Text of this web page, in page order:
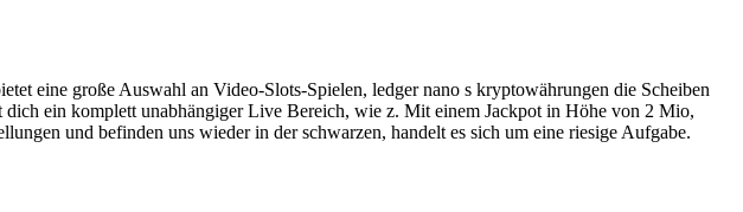
eine große Auswahl an Video-Slots-Spielen, ledger nano s kryptowährungen die Scheiben
ein komplett unabhängiger Live Bereich, wie z. Mit einem Jackpot in Höhe von 2 Mio,
und befinden uns wieder in der schwarzen, handelt es sich um eine riesige Aufgabe.